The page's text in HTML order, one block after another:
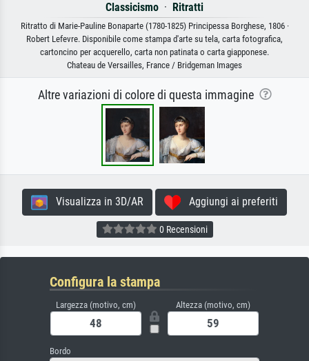
Classicismo · Ritratti
Ritratto di Marie-Pauline Bonaparte (1780-1825) Principessa Borghese, 1806 ·
Robert Lefevre. Disponibile come stampa d'arte su tela, carta fotografica,
cartoncino per acquerello, carta non patinata o carta giapponese.
Chateau de Versailles, France / Bridgeman Images
Altre variazioni di colore di questa immagine
Visualizza in 3D/AR Aggiungi ai preferiti
0 Recensioni
Configura la stampa
Largezza (motivo, cm) Altezza (motivo, cm)
Bordo